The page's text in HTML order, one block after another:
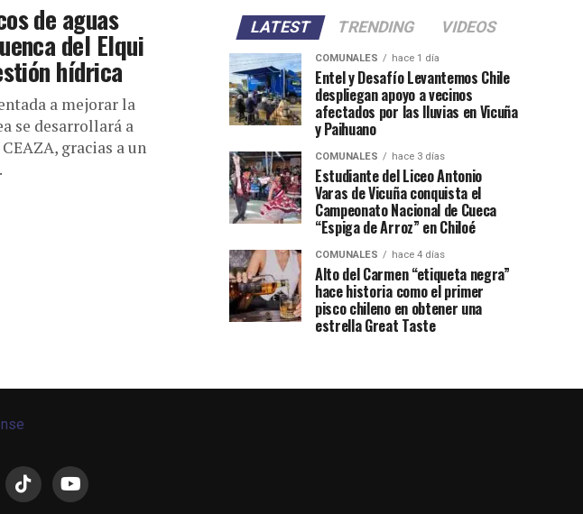
de aguas
del Elqui
hídrica
a mejorar la
se desarrollará a
gracias a un
LATEST TRENDING VIDEOS
COMUNALES hace 1 día
Entel y Desafío Levantemos Chile
despliegan apoyo a vecinos
afectados por las lluvias en Vicuña
y Paihuano
COMUNALES hace 3 días
Estudiante del Liceo Antonio
Varas de Vicuña conquista el
Campeonato Nacional de Cueca
“Espiga de Arroz” en Chiloé
COMUNALES hace 4 días
Alto del Carmen “etiqueta negra”
hace historia como el primer
pisco chileno en obtener una
estrella Great Taste